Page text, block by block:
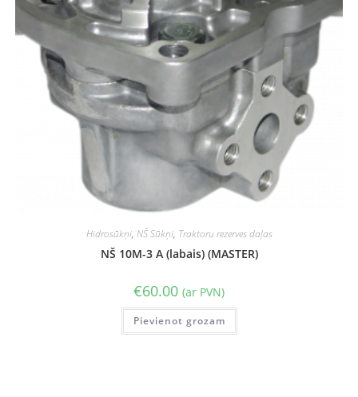
Hidrosūkņi, NŠ Sūkņi, Traktoru rezerves daļas
NŠ 10M-3 A (labais) (MASTER)
€60.00 (ar PVN)
Pievienot grozam